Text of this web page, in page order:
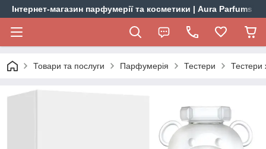
Інтернет-магазин парфумерії та косметики | Aura Parfums
Товари та послуги Парфумерія Тестери Тестери